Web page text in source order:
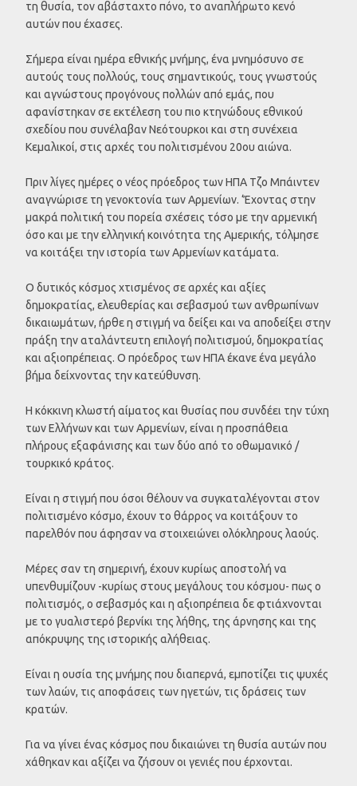
τη θυσία, τον αβάσταχτο πόνο, το αναπλήρωτο κενό
αυτών που έχασες.
Σήμερα είναι ημέρα εθνικής μνήμης, ένα μνημόσυνο σε
αυτούς τους πολλούς, τους σημαντικούς, τους γνωστούς
και αγνώστους προγόνους πολλών από εμάς, που
αφανίστηκαν σε εκτέλεση του πιο κτηνώδους εθνικού
σχεδίου που συνέλαβαν Νεότουρκοι και στη συνέχεια
Κεμαλικοί, στις αρχές του πολιτισμένου 20ου αιώνα.
Πριν λίγες ημέρες ο νέος πρόεδρος των ΗΠΑ Τζο Μπάιντεν
αναγνώρισε τη γενοκτονία των Αρμενίων. ‘Έχοντας στην
μακρά πολιτική του πορεία σχέσεις τόσο με την αρμενική
όσο και με την ελληνική κοινότητα της Αμερικής, τόλμησε
να κοιτάξει την ιστορία των Αρμενίων κατάματα.
Ο δυτικός κόσμος χτισμένος σε αρχές και αξίες
δημοκρατίας, ελευθερίας και σεβασμού των ανθρωπίνων
δικαιωμάτων, ήρθε η στιγμή να δείξει και να αποδείξει στην
πράξη την αταλάντευτη επιλογή πολιτισμού, δημοκρατίας
και αξιοπρέπειας. Ο πρόεδρος των ΗΠΑ έκανε ένα μεγάλο
βήμα δείχνοντας την κατεύθυνση.
Η κόκκινη κλωστή αίματος και θυσίας που συνδέει την τύχη
των Ελλήνων και των Αρμενίων, είναι η προσπάθεια
πλήρους εξαφάνισης και των δύο από το οθωμανικό /
τουρκικό κράτος.
Είναι η στιγμή που όσοι θέλουν να συγκαταλέγονται στον
πολιτισμένο κόσμο, έχουν το θάρρος να κοιτάξουν το
παρελθόν που άφησαν να στοιχειώνει ολόκληρους λαούς.
Μέρες σαν τη σημερινή, έχουν κυρίως αποστολή να
υπενθυμίζουν -κυρίως στους μεγάλους του κόσμου- πως ο
πολιτισμός, ο σεβασμός και η αξιοπρέπεια δε φτιάχνονται
με το γυαλιστερό βερνίκι της λήθης, της άρνησης και της
απόκρυψης της ιστορικής αλήθειας.
Είναι η ουσία της μνήμης που διαπερνά, εμποτίζει τις ψυχές
των λαών, τις αποφάσεις των ηγετών, τις δράσεις των
κρατών.
Για να γίνει ένας κόσμος που δικαιώνει τη θυσία αυτών που
χάθηκαν και αξίζει να ζήσουν οι γενιές που έρχονται.